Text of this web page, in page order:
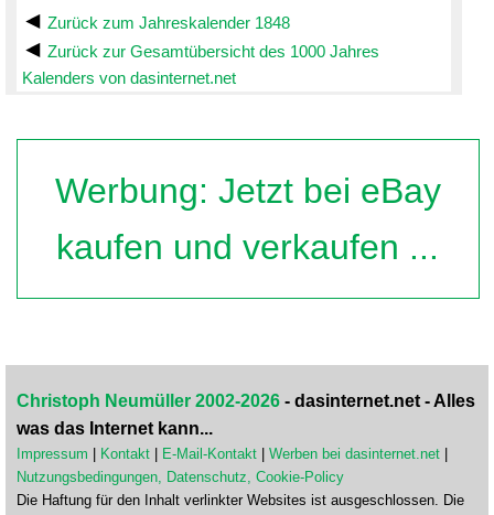
Zurück zum Jahreskalender 1848
Zurück zur Gesamtübersicht des 1000 Jahres
Kalenders von dasinternet.net
Werbung: Jetzt bei eBay
kaufen und verkaufen ...
Christoph Neumüller 2002-2026 - dasinternet.net - Alles
was das Internet kann...
Impressum Kontakt E-Mail-Kontakt Werben bei dasinternet.net
Nutzungsbedingungen, Datenschutz, Cookie-Policy
Die Haftung für den Inhalt verlinkter Websites ist ausgeschlossen. Die